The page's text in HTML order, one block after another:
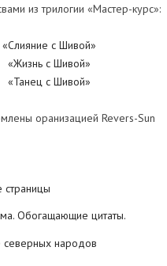
из трилогии «Мастер-курс»:
«Слияние с Шивой»
«Жизнь с Шивой»
«Танец с Шивой»
оранизацией Revers-Sun
страницы
Обогащающие цитаты.
северных народов